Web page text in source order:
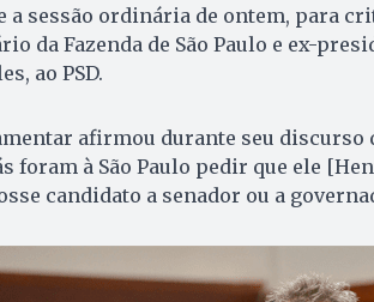
a sessão ordinária de ontem, para
da Fazenda de São Paulo e ex-
ao PSD.
afirmou durante seu discurso
foram à São Paulo pedir que ele
candidato a senador ou a